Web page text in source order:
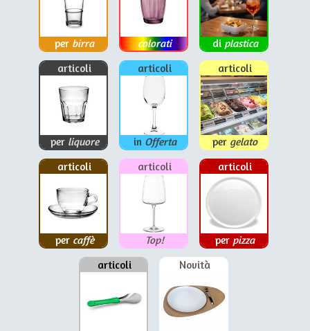
per birra colorati di plastica
articoli
per liquore
articoli
in Offerta
articoli
per gelato
articoli
per caffè
articoli
Top!
articoli
per pizza
articoli
Novità